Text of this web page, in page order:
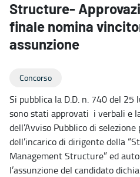
Structure-
finale nomina
assunzione
Concorso
Si pubblica la D.D. n. 740 del
sono stati approvati i verbali e
dell’Avviso Pubblico di
dell’incarico di dirigente della
Management Structure” ed
l’assunzione del candidato